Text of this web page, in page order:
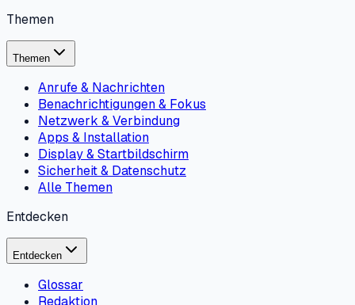
Themen
Themen
Anrufe & Nachrichten
Benachrichtigungen & Fokus
Netzwerk & Verbindung
Apps & Installation
Display & Startbildschirm
Sicherheit & Datenschutz
Alle Themen
Entdecken
Entdecken
Glossar